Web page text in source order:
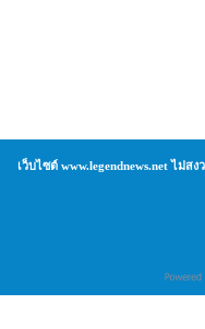
เว็บไซต์ www.legendnews.net ไม่